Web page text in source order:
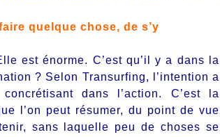
quelque chose, de s’y
est énorme. C’est qu’il y a dans la
? Selon Transurfing, l’intention a
dans l’action. C’est la
l’on peut résumer, du point de vue
sans laquelle peu de choses se